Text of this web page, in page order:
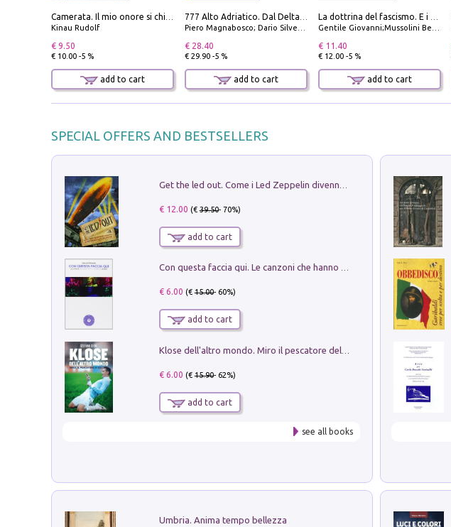
Camerata. Il mio onore si chiama fedeltà
Kinau Rudolf
€ 9.50
€ 10.00 -5 %
add to cart
777 Alto Adriatico. Dal Delta del Po a Capo Promontore. Con QR Code
Piero Magnabosco; Dario Silvestro; Marco Sbrizzi
€ 28.40
€ 29.90 -5 %
add to cart
La dottrina del fascismo. E i documenti ufficiali dal 1919 al 1945
Gentile Giovanni;Mussolini Benito
€ 11.40
€ 12.00 -5 %
add to cart
SPECIAL OFFERS AND BESTSELLERS
€ 12.00 (€39.50- 70%)
add to cart
Con questa faccia qui. Le canzoni che hanno fatto la storia di Ligabue
€ 6.00 (€15.00- 60%)
add to cart
Klose dell'altro mondo. Miro il pescatore del goal
€ 6.00 (€15.90- 62%)
add to cart
see all books
Umbria. Anima tempo bellezza